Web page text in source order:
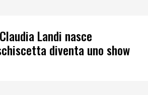
Landi nasce
diventa uno show